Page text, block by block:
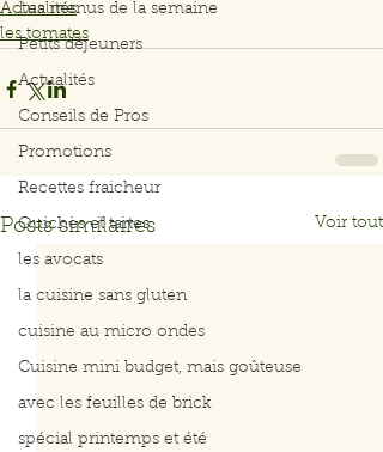
Les menus de la semaine
Petits déjeuners
Actualités
Conseils de Pros
Promotions
Recettes fraicheur
Quiches et tartes
les avocats
la cuisine sans gluten
cuisine au micro ondes
Cuisine mini budget, mais goûteuse
avec les feuilles de brick
spécial printemps et été
Actualités
les tomates
Posts similaires Voir tout